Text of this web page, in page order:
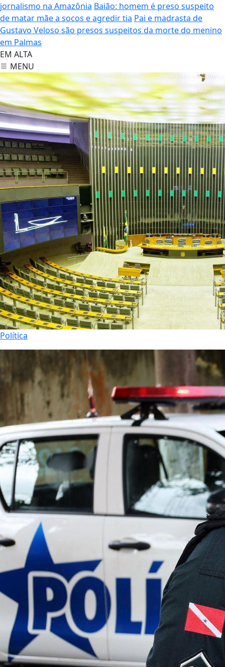
jornalismo na Amazônia Baião: homem é preso suspeito
de matar mãe a socos e agredir tia Pai e madrasta de
Gustavo Veloso são presos suspeitos da morte do menino
em Palmas
EM ALTA
MENU
Política